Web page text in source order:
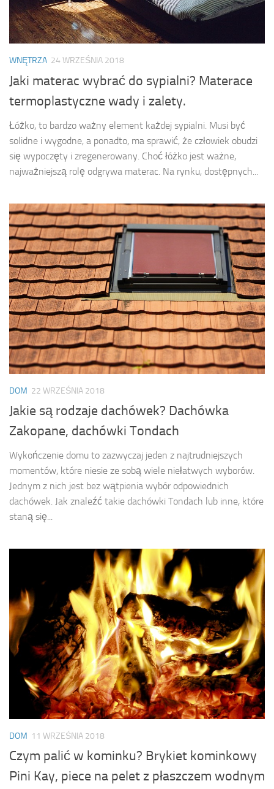
WNĘTRZA 24 WRZEŚNIA 2018
Jaki materac wybrać do sypialni? Materace
termoplastyczne wady i zalety.
Łóżko, to bardzo ważny element każdej sypialni. Musi być
solidne i wygodne, a ponadto, ma sprawić, że człowiek obudzi
się wypoczęty i zregenerowany. Choć łóżko jest ważne,
najważniejszą rolę odgrywa materac. Na rynku, dostępnych...
DOM 22 WRZEŚNIA 2018
Jakie są rodzaje dachówek? Dachówka
Zakopane, dachówki Tondach
Wykończenie domu to zazwyczaj jeden z najtrudniejszych
momentów, które niesie ze sobą wiele niełatwych wyborów.
Jednym z nich jest bez wątpienia wybór odpowiednich
dachówek. Jak znaleźć takie dachówki Tondach lub inne, które
staną się...
DOM 11 WRZEŚNIA 2018
Czym palić w kominku? Brykiet kominkowy
Pini Kay, piece na pelet z płaszczem wodnym